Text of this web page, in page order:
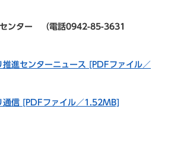
センター （電話0942-85-3631
推進センターニュース [PDFファイル／
通信 [PDFファイル／1.52MB]